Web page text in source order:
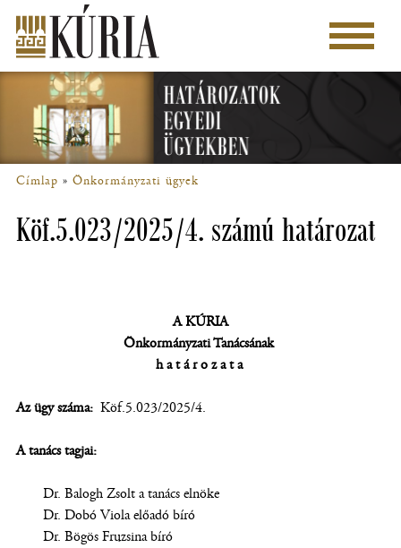
tartalomra
Főmenü
Címlap Önkormányzati ügyek
Köf.5.023/2025/4. számú határozat
AKÚRIA
Önkormányzati Tanácsának
határozata
Az ügy száma: Köf.5.023/2025/4.
A tanács tagjai:
Dr. Balogh Zsolt a tanács elnöke
Dr. Dobó Viola előadó bíró
Dr. Bögös Fruzsina bíró